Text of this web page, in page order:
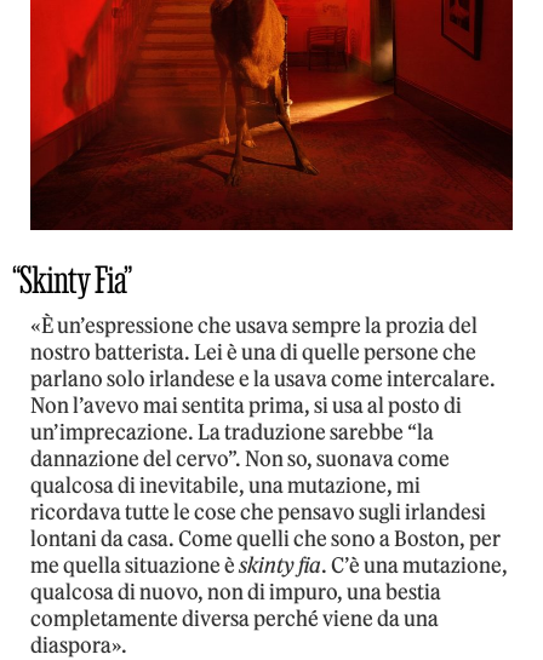
“Skinty Fia”
«È un’espressione che usava sempre la prozia del
nostro batterista. Lei è una di quelle persone che
parlano solo irlandese e la usava come intercalare.
Non l’avevo mai sentita prima, si usa al posto di
un’imprecazione. La traduzione sarebbe “la
dannazione del cervo”. Non so, suonava come
qualcosa di inevitabile, una mutazione, mi
ricordava tutte le cose che pensavo sugli irlandesi
lontani da casa. Come quelli che sono a Boston, per
me quella situazione èskinty fia. C’è una mutazione,
qualcosa di nuovo, non di impuro, una bestia
completamente diversa perché viene da una
diaspora».